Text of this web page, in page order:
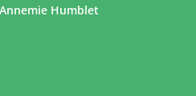
Humblet